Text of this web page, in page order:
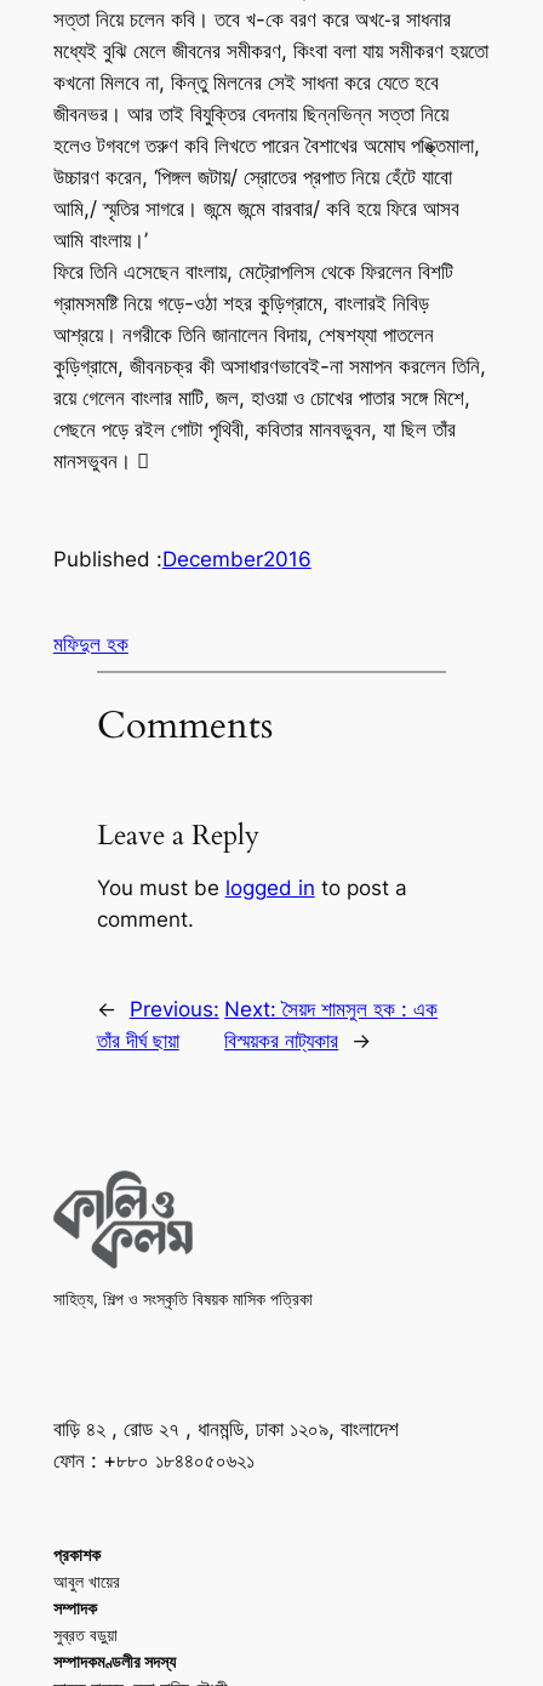
সত্তা নিয়ে চলেন কবি। তবে খ-কে বরণ করে অখ-ের সাধনার
মধ্যেই বুঝি মেলে জীবনের সমীকরণ, কিংবা বলা যায় সমীকরণ হয়তো
কখনো মিলবে না, কিন্তু মিলনের সেই সাধনা করে যেতে হবে
জীবনভর। আর তাই বিযুক্তির বেদনায় ছিন্নভিন্ন সত্তা নিয়ে
হলেও টগবগে তরুণ কবি লিখতে পারেন বৈশাখের অমোঘ পঙ্ক্তিমালা,
উচ্চারণ করেন, ‘পিঙ্গল জটায়/ স্রোতের প্রপাত নিয়ে হেঁটে যাবো
আমি,/ স্মৃতির সাগরে। জন্মে জন্মে বারবার/ কবি হয়ে ফিরে আসব
আমি বাংলায়।’
ফিরে তিনি এসেছেন বাংলায়, মেট্রোপলিস থেকে ফিরলেন বিশটি
গ্রামসমষ্টি নিয়ে গড়ে-ওঠা শহর কুড়িগ্রামে, বাংলারই নিবিড়
আশ্রয়ে। নগরীকে তিনি জানালেন বিদায়, শেষশয্যা পাতলেন
কুড়িগ্রামে, জীবনচক্র কী অসাধারণভাবেই-না সমাপন করলেন তিনি,
রয়ে গেলেন বাংলার মাটি, জল, হাওয়া ও চোখের পাতার সঙ্গে মিশে,
পেছনে পড়ে রইল গোটা পৃথিবী, কবিতার মানবভুবন, যা ছিল তাঁর
মানসভুবন। 
Published :December2016
মফিদুল হক
Comments
Leave a Reply
You must be logged in to post a
comment.
←
Previous:
তাঁর দীর্ঘ ছায়া
Next:সৈয়দ শামসুল হক : এক
বিস্ময়কর নাট্যকার
→
সাহিত্য, শিল্প ও সংস্কৃতি বিষয়ক মাসিক পত্রিকা
বাড়ি ৪২ , রোড ২৭ , ধানমন্ডি, ঢাকা ১২০৯, বাংলাদেশ
ফোন : +৮৮০ ১৮৪৪০৫০৬২১
প্রকাশক
আবুল খায়ের
সম্পাদক
সুব্রত বড়ুয়া
সম্পাদকমণ্ডলীর সদস্য